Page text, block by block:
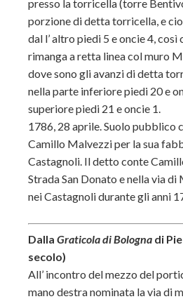
presso la torricella (torre
porzione di detta torricella, e
dal l’ altro piedi 5 e oncie 4,
rimanga a retta linea col muro
dove sono gli avanzi di detta
nella parte inferiore piedi 20 e
superiore piedi 21 e oncie 1.
1786, 28 aprile. Suolo pubblico
Camillo Malvezzi per la sua
Castagnoli. Il detto conte
Strada San Donato e nella via
nei Castagnoli durante gli anni
Dalla Graticola di Bologna di
secolo)
All’ incontro del mezzo del
mano destra nominata la via di